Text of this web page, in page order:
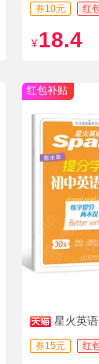
券10元 红
¥ 18.4
红包补贴
星火英
券15元 红